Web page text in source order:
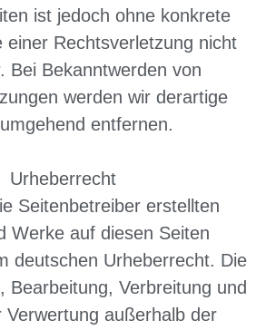
ist jedoch ohne konkrete
einer Rechtsverletzung nicht
Bei Bekanntwerden von
werden wir derartige
entfernen.
Urheberrecht
Seitenbetreiber erstellten
Werke auf diesen Seiten
deutschen Urheberrecht. Die
Bearbeitung, Verbreitung und
Verwertung außerhalb der